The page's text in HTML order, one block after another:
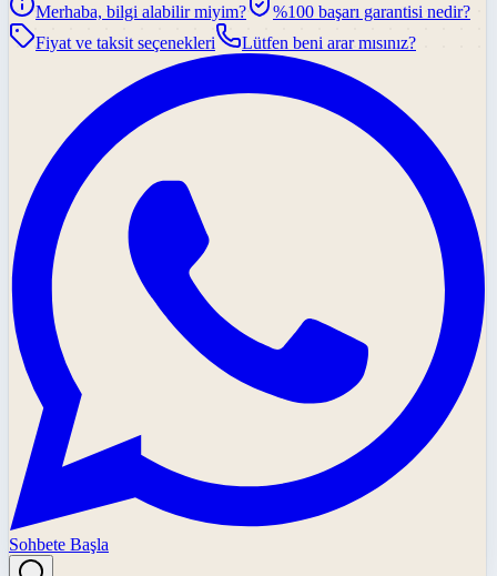
Merhaba, bilgi alabilir miyim?
%100 başarı garantisi nedir?
Fiyat ve taksit seçenekleri
Lütfen beni arar mısınız?
Sohbete Başla